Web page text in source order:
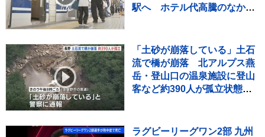
駅へ ホテル代高騰のなかレ
「土砂が崩落している」土石
流で橋が崩落 北アルプス燕
岳・登山口の温泉施設に登山
客など約390人が孤立状態
ラグビーリーグワン2部 九州